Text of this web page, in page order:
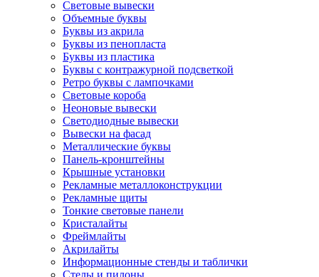
Световые вывески
Объемные буквы
Буквы из акрила
Буквы из пенопласта
Буквы из пластика
Буквы с контражурной подсветкой
Ретро буквы с лампочками
Световые короба
Неоновые вывески
Светодиодные вывески
Вывески на фасад
Металлические буквы
Панель-кронштейны
Крышные установки
Рекламные металлоконструкции
Рекламные щиты
Тонкие световые панели
Кристалайты
Фреймлайты
Акрилайты
Информационные стенды и таблички
Стелы и пилоны